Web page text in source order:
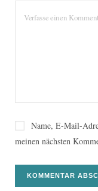
Name, E-Mail-
meinen nächsten